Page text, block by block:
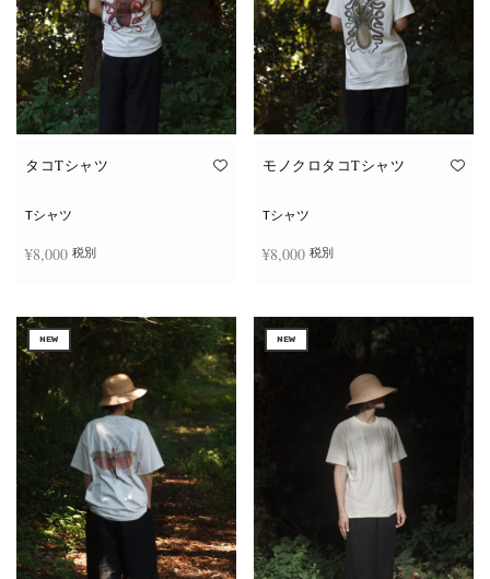
タコTシャツ
Tシャツ
¥8,000 税別
の
商
品
に
は
複
数
の
バ
リ
エ
ー
シ
ョ
モノクロタコTシャツ
Tシャツ
¥8,000 税別
の
商
品
は
複
数
の
バ
エ
ョ
NEW NEW